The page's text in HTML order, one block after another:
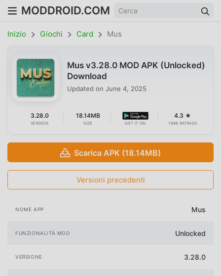
MODDROID.COM
Inizio Giochi Card Mus
Mus v3.28.0 MOD APK (Unlocked)
Download
Updated on June 4, 2025
3.28.0
VERSION
18.14MB
SIZE GET IT ON
4.3 ★
1698 RATINGS
Scarica APK (18.14MB)
Versioni precedenti
NOME APP Mus
FUNZIONALITÀ MOD Unlocked
VERSIONE 3.28.0